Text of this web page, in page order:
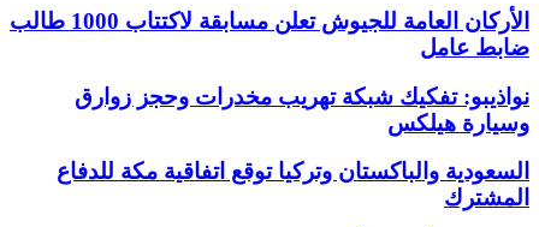
الأركان العامة للجيوش تعلن مسابقة لاكتتاب 1000 طالب
ضابط عامل
نواذيبو: تفكيك شبكة تهريب مخدرات وحجز زوارق
وسيارة هيلكس
السعودية والباكستان وتركيا توقع اتفاقية مكة للدفاع
المشترك